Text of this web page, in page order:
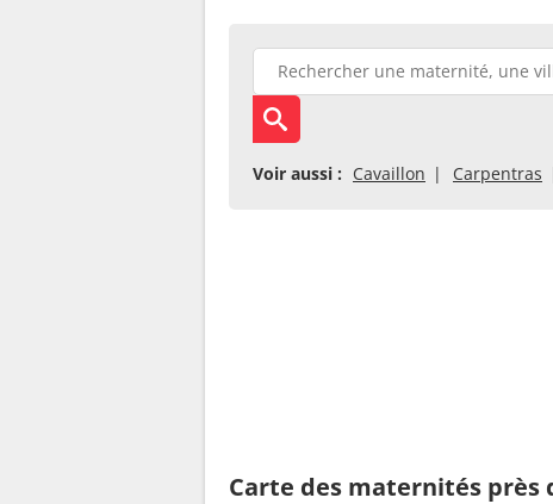
Voir aussi : Cavaillon Carpentras
Carte des maternités près